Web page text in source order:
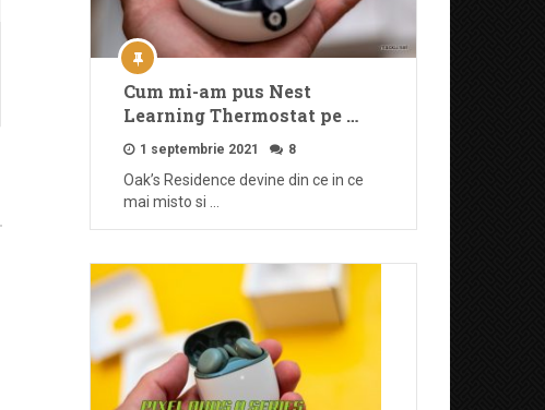
Cum mi-am pus Nest
Learning Thermostat pe …
1 septembrie 2021 8
Oak’s Residence devine din ce in ce
mai misto si …